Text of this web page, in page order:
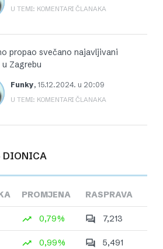
U TEMI: KOMENTARI ČLANAKA
propao svečano najavljivani
Zagrebu
Funky, 15.12.2024. u 20:09
U TEMI: KOMENTARI ČLANAKA
DIONICA
PROMJENA RASPRAVA
0,79% 7,213
0,99% 5,491